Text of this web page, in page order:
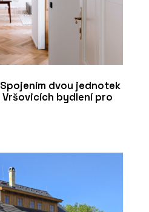
dvou jednotek
bydlení pro